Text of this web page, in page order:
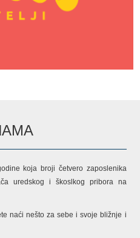
koja broji četvero zaposlenika
uredskog i škoslkog pribora na
naći nešto za sebe i svoje bližnje i